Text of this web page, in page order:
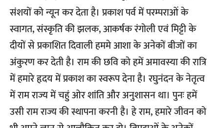
संशयों को न्यून कर देता है। प्रकाश पर्व में परम्पराओं के
स्वागत, संस्कृति की झलक, आकर्षक रंगोली एवं मिट्टी के
दीयों से प्रकाशित दिवाली हममे आशा के अनेकों बीजों का
अंकुरण कर देती है। राम की छवि को हमें अमावस्या की रात्रि
में हमारे हृदय में प्रकाश का स्वरूप देना है। रघुनंदन के नेतृत्व
में राम राज्य में चहुं ओर शांति और अनुशासन था। पुनः हमें
उसी राम राज्य की स्थापना करनी है। हे राम, हमारे जीवन को